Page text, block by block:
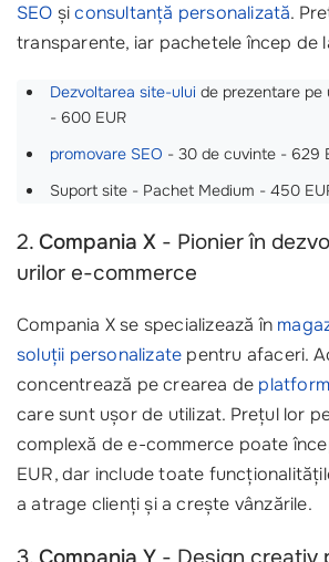
SEO șiconsultanță personalizată.
transparente, iar pachetele încep de
Dezvoltarea site-ului de prezentare pe
- 600 EUR
promovare SEO - 30 de cuvinte - 629
Suport site - Pachet Medium - 450
2. Compania X - Pionier în
urilor e-commerce
Compania X se specializează în
soluții personalizate pentru afaceri.
concentrează pe crearea de
care sunt ușor de utilizat. Prețul lor
complexă de e-commerce poate
EUR, dar include toate
a atrage clienți și a crește vânzările.